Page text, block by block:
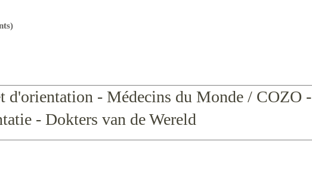
d'orientation - Médecins du Monde / COZO -
- Dokters van de Wereld